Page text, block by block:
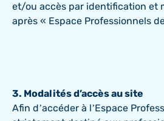
et/ou accès par identification et
après « Espace Professionnels
3. Modalités d’accès au site
Afin d’accéder à l’Espace